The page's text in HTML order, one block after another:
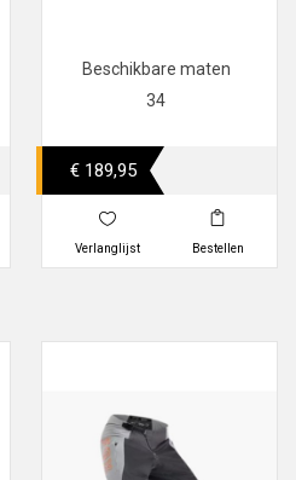
Beschikbare maten
34
€ 189,95
Verlanglijst Bestellen